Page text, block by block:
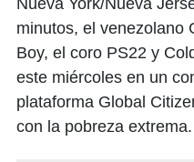
Nueva York/Nueva
minutos, el venezolano
Boy, el coro PS22 y
este miércoles en un
plataforma Global
con la pobreza extrema.